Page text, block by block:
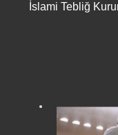
İslami Tebliğ